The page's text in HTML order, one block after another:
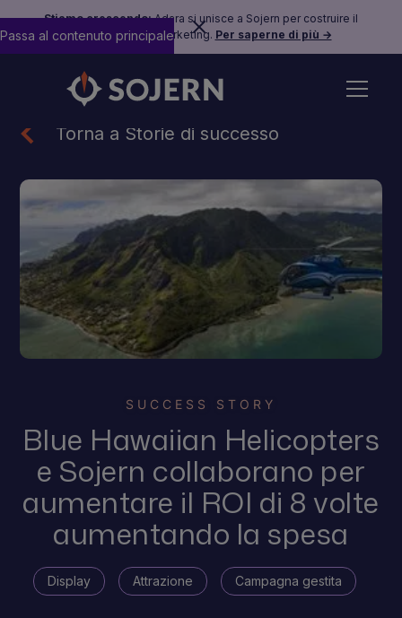
Stiamo crescendo:Adara si unisce a Sojern per costruire il
futuro del travel marketing. Per saperne di più →
Passa al contenuto principale
Torna a Storie di successo
SUCCESS STORY
Blue Hawaiian Helicopters
e Sojern collaborano per
aumentare il ROI di 8 volte
aumentando la spesa
Display Attrazione Campagna gestita